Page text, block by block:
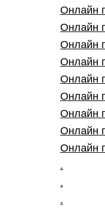
Онлайн
Онлайн
Онлайн
Онлайн
Онлайн
Онлайн
Онлайн
Онлайн
Онлайн
.
.
.